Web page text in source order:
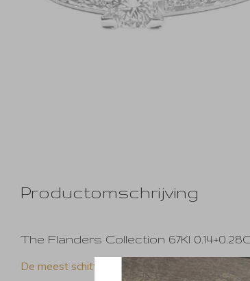
Productomschrijving
The Flanders Collection 67Kl
De meest schitterende diamant ter wereld, de